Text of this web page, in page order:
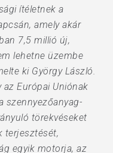
ítéletnek a
amely akár
7,5 millió új,
lehetne üzembe
ki György László.
az Európai Uniónak
szennyezőanyag-
törekvéseket
terjesztését,
egyik motorja, az